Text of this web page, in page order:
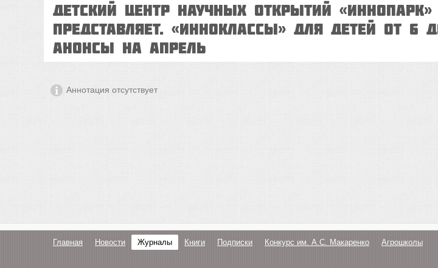
Детский центр научных открытий «ИнноПарк»
представляет. «ИнноКлассы» для детей от 6
Анонсы на апрель
Аннотация отсутствует
Главная Новости Журналы Книги Подписки Конкурс им. А.С. Макаренко Агрошколы